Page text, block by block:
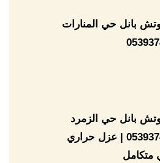
بانل حي المنارات
بانل حي الزمرد
0539374167 | عزل حراري
متكامل